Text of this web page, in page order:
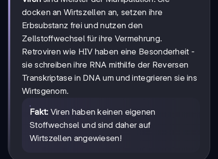
docken an Wirtszellen an, setzen ihre
Erbsubstanz frei und nutzen den
Zellstoffwechsel für ihre Vermehrung.
Retroviren wie HIV haben eine Besonderheit -
sie schreiben ihre RNA mithilfe der Reversen
Transkriptase in DNA um und integrieren sie ins
Wirtsgenom.
Fakt: Viren haben keinen eigenen
Stoffwechsel und sind daher auf
Wirtszellen angewiesen!